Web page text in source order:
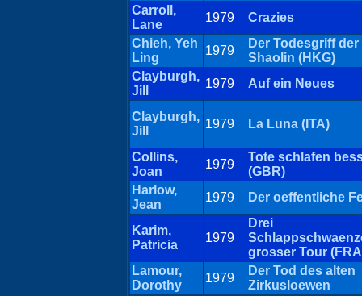
Carroll,
Lane
1979
Crazies
Chieh, Yeh
Ling
1979
Der Todesgriff der
Shaolin (HKG)
Clayburgh,
Jill
1979 Auf ein Neues
Clayburgh,
Jill
1979 La Luna (ITA)
Collins,
Joan
1979
Tote schlafen
(GBR)
Harlow,
Jean
1979 Der oeffentliche
Karim,
Patricia
1979
Drei
grosser Tour
Lamour,
Dorothy
1979
Der Tod des alten
Zirkusloewen